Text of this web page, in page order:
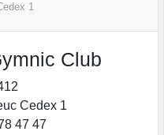
1
Club
Cedex 1
47 47